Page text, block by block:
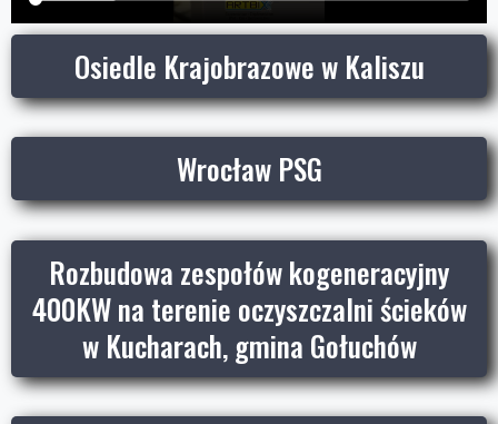
Osiedle Krajobrazowe w Kaliszu
Wrocław PSG
Rozbudowa zespołów kogeneracyjny
400KW na terenie oczyszczalni ścieków
w Kucharach, gmina Gołuchów